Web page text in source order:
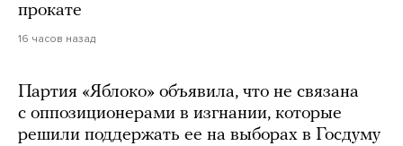
прокате
16 часов назад
Партия «Яблоко» объявила, что не связана
с оппозиционерами в изгнании, которые
решили поддержать ее на выборах в Госдуму